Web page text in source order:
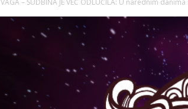
VAGA – SUDBINA JE VEĆ ODLUČILA: U narednim